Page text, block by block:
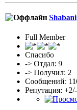
Shabani
Full Member
Спасибо
-> Отдал: 9
-> Получил: 2
Сообщений:
Репутация: